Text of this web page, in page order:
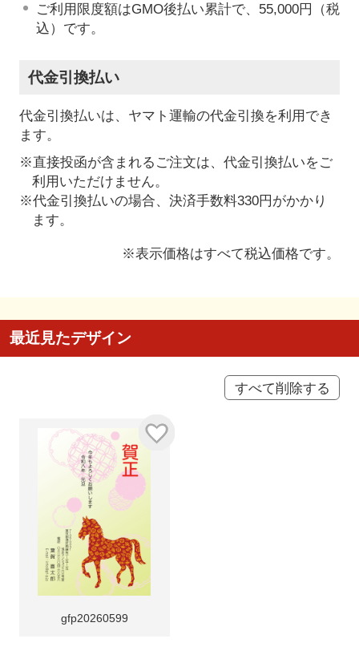
ご利用限度額はGMO後払い累計で、55,000円（税
込）です。
代金引換払い
代金引換払いは、ヤマト運輸の代金引換を利用でき
ます。
※直接投函が含まれるご注文は、代金引換払いをご
利用いただけません。
※代金引換払いの場合、決済手数料330円がかかり
ます。
※表示価格はすべて税込価格です。
最近見たデザイン
すべて削除する
gfp20260599